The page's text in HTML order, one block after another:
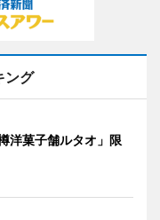
ング
洋菓子舗ルタオ」限